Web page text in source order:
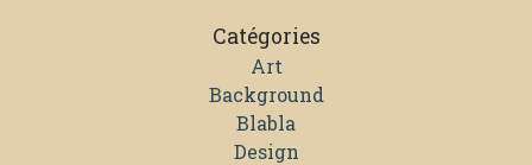
Catégories
Art
Background
Blabla
Design